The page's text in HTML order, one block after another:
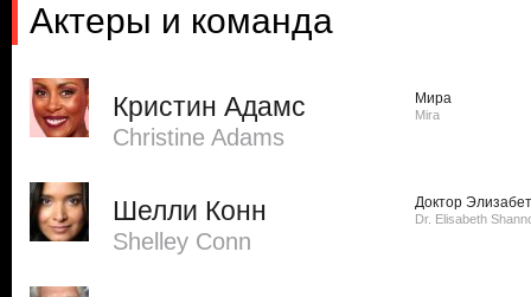
Актеры и команда
Кристин Адамс
Christine Adams
Мира
Mira
Шелли Конн
Shelley Conn
Доктор
Dr. Elisabeth